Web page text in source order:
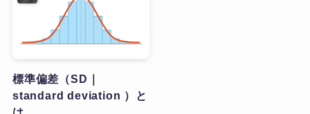
標準偏差（SD｜
standard deviation ）と